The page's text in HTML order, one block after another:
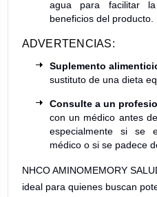
agua para facilitar
beneficios del producto.
ADVERTENCIAS:
Suplemento
sustituto de una dieta
Consulte a un
con un médico antes
especialmente si se
médico o si se padece
NHCO AMINOMEMORY
ideal para quienes buscan